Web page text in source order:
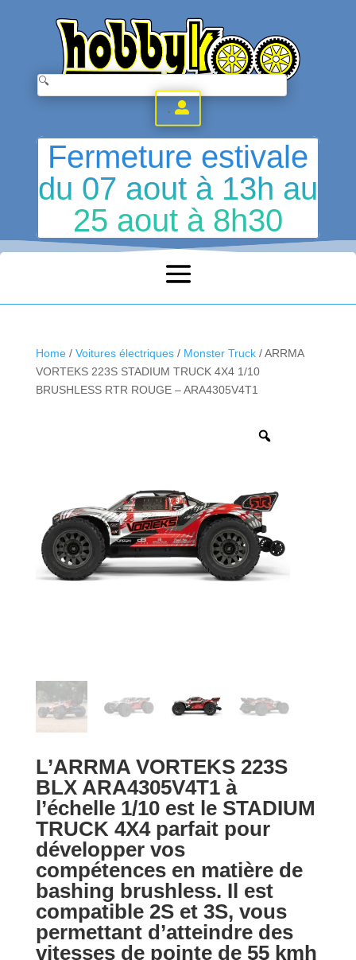
.
Fermeture estivale
du 07 aout à 13h au
25 aout à 8h30
Home/ Voitures électriques/ Monster Truck/ ARRMA
VORTEKS 223S STADIUM TRUCK 4X4 1/10
BRUSHLESS RTR ROUGE – ARA4305V4T1
L’ARRMA VORTEKS 223S
BLX ARA4305V4T1 à
l’échelle 1/10 est le STADIUM
TRUCK 4X4 parfait pour
développer vos
compétences en matière de
bashing brushless. Il est
compatible 2S et 3S, vous
permettant d’atteindre des
vitesses de pointe de 55 kmh